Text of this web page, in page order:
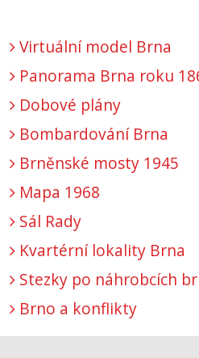
Virtuální model Brna
Panorama Brna roku
Dobové plány
Bombardování Brna
Brněnské mosty 1945
Mapa 1968
Sál Rady
Kvartérní lokality Brna
Stezky po náhrobcích
Brno a konflikty